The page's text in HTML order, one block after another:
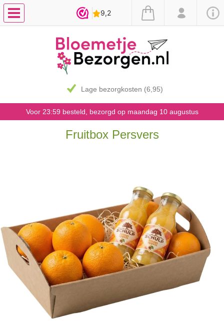
Lage bezorgkosten (6,95)
Voor 23:59 besteld, bezorgd op maandag 10 augustus
Fruitbox Persvers